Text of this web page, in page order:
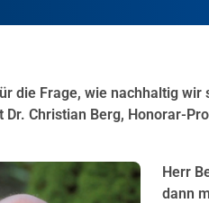
die Frage, wie nachhaltig
Christian Berg, Honorar-
Herr
dann